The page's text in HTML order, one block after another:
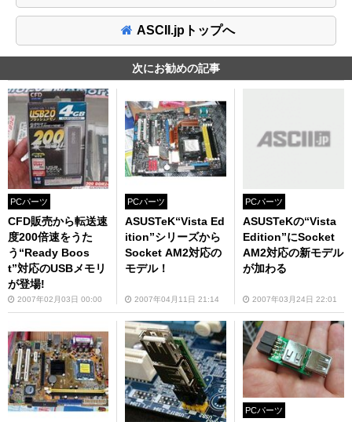
ASCII.jpトップへ
次にお勧めの記事
PCパーツ
CFD販売から転送速
度200倍速をうた
う“Ready Boos
t”対応のUSBメモリ
が登場!
2007年02月03日 00:00
PCパーツ
ASUSTeK“Vista Ed
ition”シリーズから
Socket AM2対応の
モデル！
2007年04月11日 21:14
PCパーツ
ASUSTeKの“Vista
Edition”にSocket
AM2対応の新モデル
が加わる
2007年03月24日 22:01
PCパーツ